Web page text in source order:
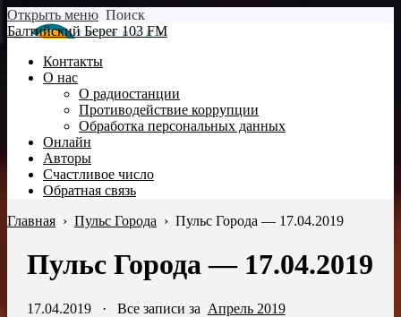
Открыть меню Поиск
Балтийский Берег 103 FM
Контакты
О нас
О радиостанции
Противодействие коррупции
Обработка персональных данных
Онлайн
Авторы
Счастливое число
Обратная связь
Главная › Пульс Города › Пульс Города — 17.04.2019
Пульс Города — 17.04.2019
17.04.2019· Все записи за Апрель 2019